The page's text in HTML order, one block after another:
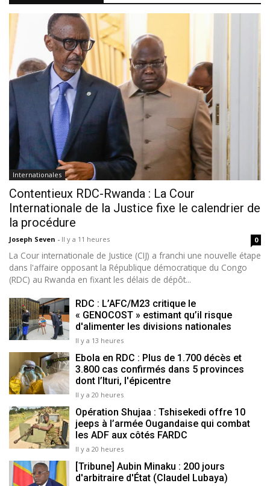
Internationales
Contentieux RDC-Rwanda : La Cour
Internationale de la Justice fixe le calendrier de
la procédure
Joseph Seven - Il y a 11 heures 0
La Cour internationale de Justice (CIJ) a franchi une nouvelle étape
dans l'affaire opposant la République démocratique du Congo
(RDC) au Rwanda en fixant les délais de dépôt...
RDC : L’AFC/M23 critique le
« GENOCOST » estimant qu’il risque
d'alimenter les divisions nationales
Il y a 13 heures
Ebola en RDC : Plus de 1.700 décès et
3.800 cas confirmés dans 5 provinces
dont l’Ituri, l'épicentre
Il y a 20 heures
Opération Shujaa : Tshisekedi offre 10
jeeps à l’armée Ougandaise qui combat
les ADF aux côtés FARDC
Il y a 20 heures
[Tribune] Aubin Minaku : 200 jours
d'arbitraire d'État (Claudel Lubaya)